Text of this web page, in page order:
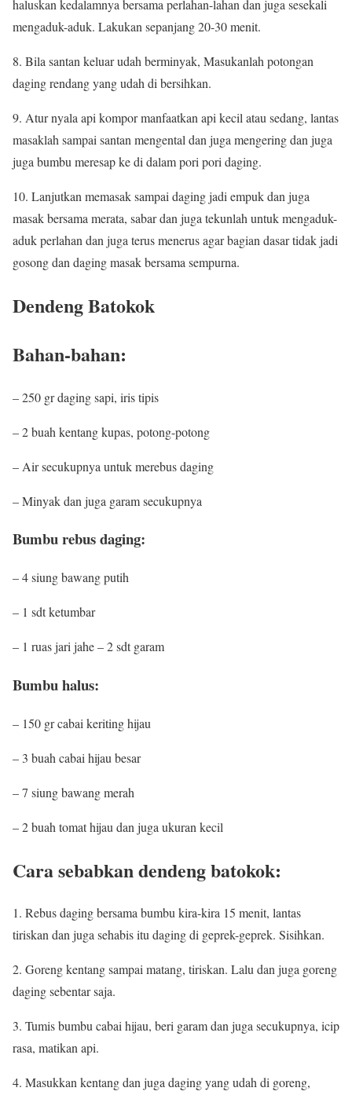
haluskan kedalamnya bersama perlahan-lahan dan juga sesekali
mengaduk-aduk. Lakukan sepanjang 20-30 menit.
8. Bila santan keluar udah berminyak, Masukanlah potongan
daging rendang yang udah di bersihkan.
9. Atur nyala api kompor manfaatkan api kecil atau sedang, lantas
masaklah sampai santan mengental dan juga mengering dan juga
juga bumbu meresap ke di dalam pori pori daging.
10. Lanjutkan memasak sampai daging jadi empuk dan juga
masak bersama merata, sabar dan juga tekunlah untuk mengaduk-
aduk perlahan dan juga terus menerus agar bagian dasar tidak jadi
gosong dan daging masak bersama sempurna.
Dendeng Batokok
Bahan-bahan:
– 250 gr daging sapi, iris tipis
– 2 buah kentang kupas, potong-potong
– Air secukupnya untuk merebus daging
– Minyak dan juga garam secukupnya
Bumbu rebus daging:
– 4 siung bawang putih
– 1 sdt ketumbar
– 1 ruas jari jahe – 2 sdt garam
Bumbu halus:
– 150 gr cabai keriting hijau
– 3 buah cabai hijau besar
– 7 siung bawang merah
– 2 buah tomat hijau dan juga ukuran kecil
Cara sebabkan dendeng batokok:
1. Rebus daging bersama bumbu kira-kira 15 menit, lantas
tiriskan dan juga sehabis itu daging di geprek-geprek. Sisihkan.
2. Goreng kentang sampai matang, tiriskan. Lalu dan juga goreng
daging sebentar saja.
3. Tumis bumbu cabai hijau, beri garam dan juga secukupnya, icip
rasa, matikan api.
4. Masukkan kentang dan juga daging yang udah di goreng,